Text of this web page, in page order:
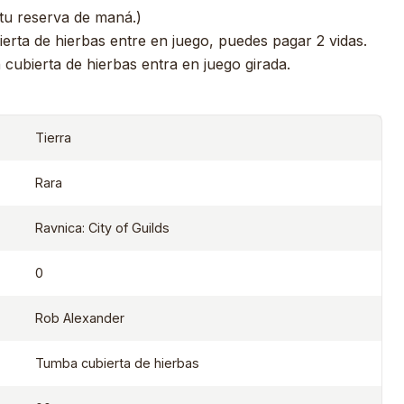
reserva de maná.)
de hierbas entre en juego, puedes pagar 2 vidas.
de hierbas entra en juego girada.
Tierra
Rara
Ravnica: City of Guilds
0
Rob Alexander
Tumba cubierta de hierbas